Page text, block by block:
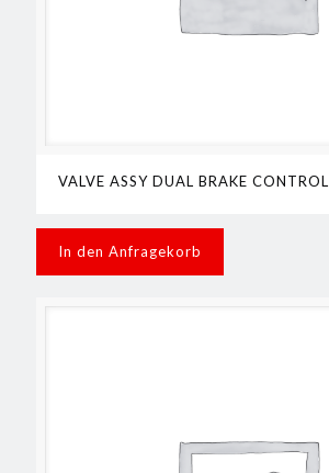
VALVE ASSY DUAL BRAKE CONTROL
In den Anfragekorb